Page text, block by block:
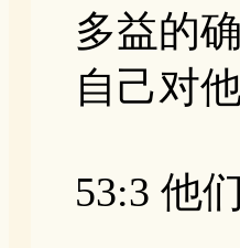
多益的
自己对
53:3 他